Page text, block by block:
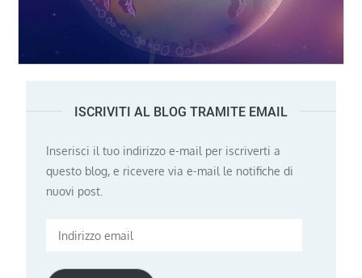
ISCRIVITI AL BLOG TRAMITE EMAIL
Inserisci il tuo indirizzo e-mail per iscriverti a
questo blog, e ricevere via e-mail le notifiche di
nuovi post.
Indirizzo